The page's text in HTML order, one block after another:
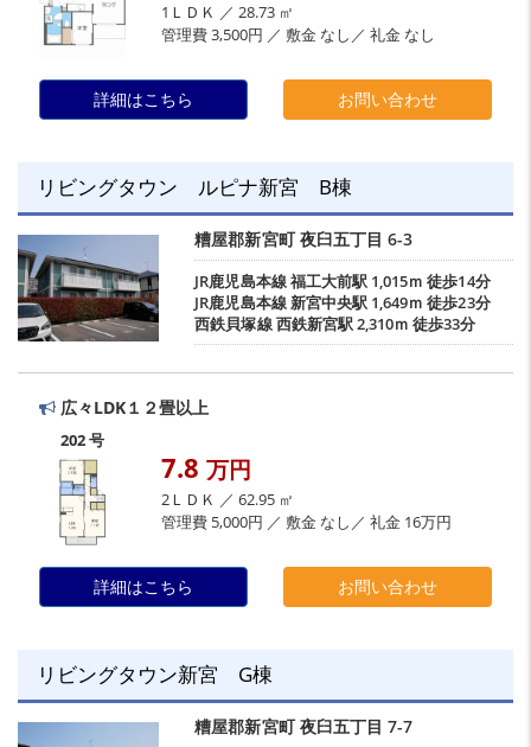
1ＬＤＫ ／ 28.73 ㎡
管理費 3,500円 ／ 敷金 なし／ 礼金 なし
詳細はこちら お問い合わせ
リビングタウン ルピナ新宮 B棟
糟屋郡新宮町 夜臼五丁目 6-3
JR鹿児島本線福工大前駅1,015ｍ 徒歩14分
JR鹿児島本線新宮中央駅1,649ｍ 徒歩23分
西鉄貝塚線西鉄新宮駅2,310ｍ 徒歩33分
広々LDK１２畳以上
202 号
7.8 万円
2ＬＤＫ ／ 62.95 ㎡
管理費 5,000円 ／ 敷金 なし／ 礼金 16万円
詳細はこちら お問い合わせ
リビングタウン新宮 G棟
糟屋郡新宮町 夜臼五丁目 7-7